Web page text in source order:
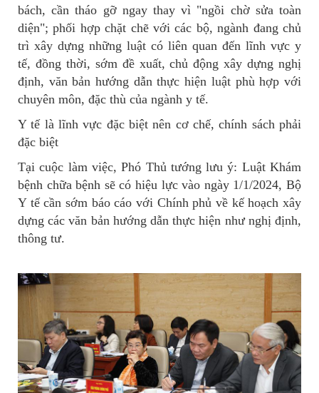
bách, cần tháo gỡ ngay thay vì "ngồi chờ sửa toàn
diện"; phối hợp chặt chẽ với các bộ, ngành đang chủ
trì xây dựng những luật có liên quan đến lĩnh vực y
tế, đồng thời, sớm đề xuất, chủ động xây dựng nghị
định, văn bản hướng dẫn thực hiện luật phù hợp với
chuyên môn, đặc thù của ngành y tế.
Y tế là lĩnh vực đặc biệt nên cơ chế, chính sách phải
đặc biệt
Tại cuộc làm việc, Phó Thủ tướng lưu ý: Luật Khám
bệnh chữa bệnh sẽ có hiệu lực vào ngày 1/1/2024, Bộ
Y tế cần sớm báo cáo với Chính phủ về kế hoạch xây
dựng các văn bản hướng dẫn thực hiện như nghị định,
thông tư.